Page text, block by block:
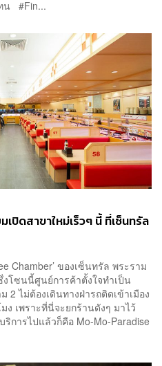
น #Fin...
ปิดสาขาใหม่เร็วๆ นี้ ที่เซ็นทรัล
Chamber’ ของเซ็นทรัล พระราม
งโซนนี้ศูนย์การค้าตั้งใจทำเป็น
2 ไม่ต้องเดินทางฝ่ารถติดเข้าเมือง
ง เพราะที่นี่จะยกร้านดังๆ มาไว้
การไปแล้วก็คือ Mo-Mo-Paradise